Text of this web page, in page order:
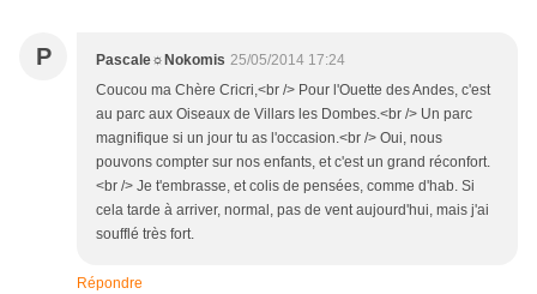
P Pascale☼Nokomis 25/05/2014 17:24
Coucou ma Chère Cricri,<br /> Pour l'Ouette des Andes, c'est
au parc aux Oiseaux de Villars les Dombes.<br /> Un parc
magnifique si un jour tu as l'occasion.<br /> Oui, nous
pouvons compter sur nos enfants, et c'est un grand réconfort.
<br /> Je t'embrasse, et colis de pensées, comme d'hab. Si
cela tarde à arriver, normal, pas de vent aujourd'hui, mais j'ai
soufflé très fort.
Répondre